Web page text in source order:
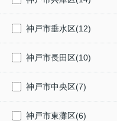
神戸市垂水区(12)
神戸市長田区(10)
神戸市中央区(7)
神戸市東灘区(6)